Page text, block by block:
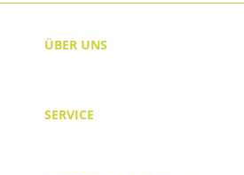
ÜBER UNS
SERVICE